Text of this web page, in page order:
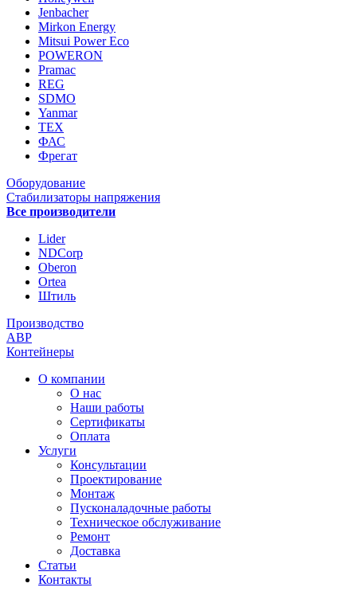
Jenbacher
Mirkon Energy
Mitsui Power Eco
POWERON
Pramac
REG
SDMO
Yanmar
ТЕХ
ФАС
Фрегат
Оборудование
Стабилизаторы напряжения
Все производители
Lider
NDCorp
Oberon
Ortea
Штиль
Производство
АВР
Контейнеры
О компании
О нас
Наши работы
Сертификаты
Оплата
Услуги
Консультации
Проектирование
Монтаж
Пусконаладочные работы
Техническое обслуживание
Ремонт
Доставка
Статьи
Контакты